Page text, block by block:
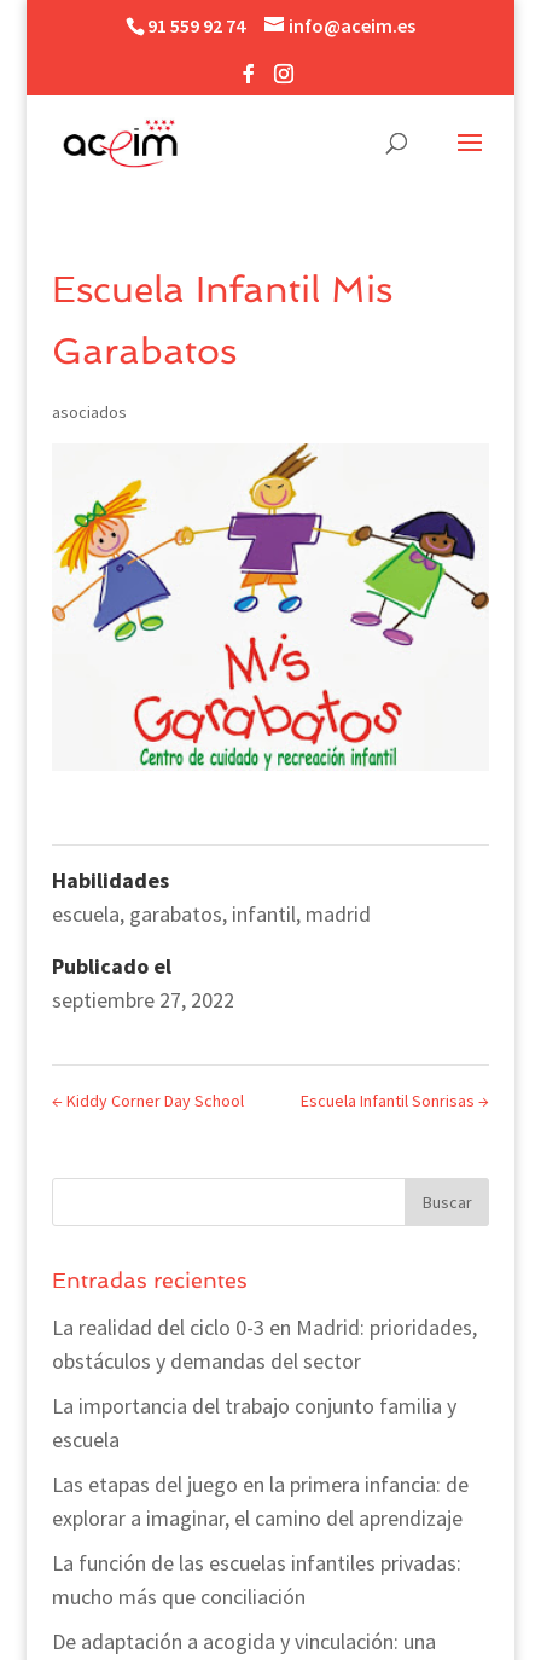
91 559 92 74 info@aceim.es
Escuela Infantil Mis
Garabatos
asociados
Habilidades
escuela, garabatos, infantil, madrid
Publicado el
septiembre 27, 2022
← Kiddy Corner Day School Escuela Infantil Sonrisas→
Entradas recientes
La realidad del ciclo 0-3 en Madrid: prioridades,
obstáculos y demandas del sector
La importancia del trabajo conjunto familia y
escuela
Las etapas del juego en la primera infancia: de
explorar a imaginar, el camino del aprendizaje
La función de las escuelas infantiles privadas:
mucho más que conciliación
De adaptación a acogida y vinculación: una